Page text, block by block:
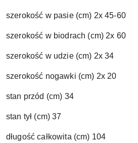
szerokość w pasie (cm) 2x 45-60
szerokość w biodrach (cm) 2x 60
szerokość w udzie (cm) 2x 34
szerokość nogawki (cm) 2x 20
stan przód (cm) 34
stan tył (cm) 37
długość całkowita (cm) 104